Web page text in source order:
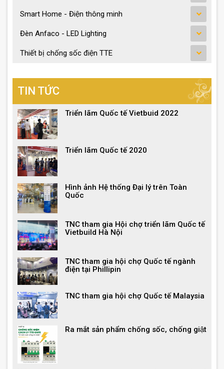
Smart Home - Điện thông minh
Đèn Anfaco - LED Lighting
Thiết bị chống sốc điện TTE
TIN TỨC
Triển lãm Quốc tế Vietbuid 2022
Triển lãm Quốc tế 2020
Hình ảnh Hệ thống Đại lý trên Toàn
Quốc
TNC tham gia Hội chợ triển lãm Quốc tế
Vietbuild Hà Nội
TNC tham gia hội chợ Quốc tế ngành
điện tại Phillipin
TNC tham gia hội chợ Quốc tế Malaysia
Ra mắt sản phẩm chống sốc, chống giật